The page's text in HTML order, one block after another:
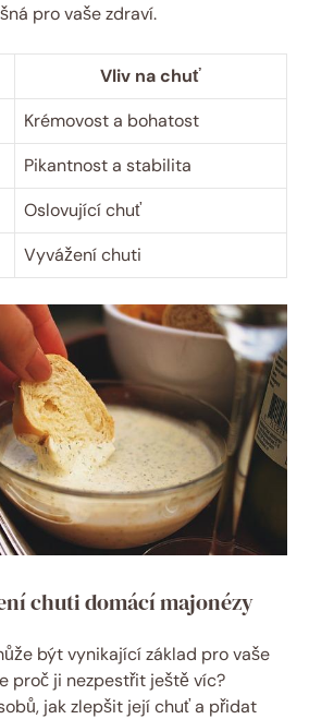
pro vaše zdraví.
Vliv na chuť
Krémovost a bohatost
Pikantnost a stabilita
Oslovující chuť
Vyvážení chuti
chuti domácí majonézy
být vynikající základ pro vaše
proč ji nezpestřit ještě víc?
jak zlepšit její chuť a přidat